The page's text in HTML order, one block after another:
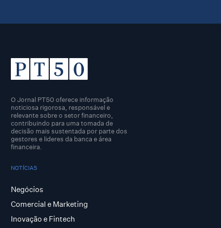
O Jornal PT50 oferece informação
noticiosa rigorosa, responsável e
relevante sobre o setor financeiro,
contribuindo para uma tomada de
decisão mais sustentada por parte dos
gestores e lideres da banca e área
financeira.
NOTÍCIAS
Negócios
Comercial e Marketing
Inovação e Fintech